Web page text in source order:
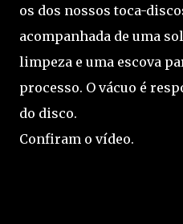
os dos nossos toca-
acompanhada de uma
limpeza e uma escova
processo. O vácuo é
do disco.
Confiram o vídeo.